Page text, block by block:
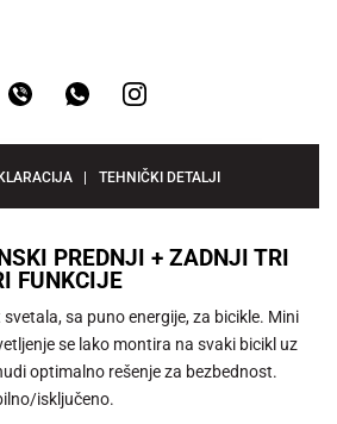
TEHNIČKI DETALJI
PREDNJI + ZADNJI TRI
FUNKCIJE
sa puno energije, za bicikle. Mini
se lako montira na svaki bicikl uz
optimalno rešenje za bezbednost.
isključeno.